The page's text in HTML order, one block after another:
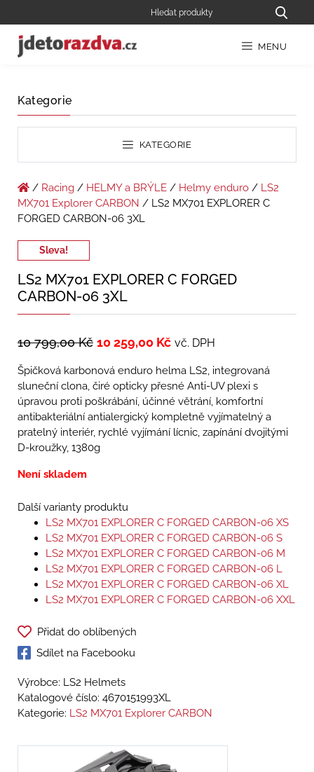
MENU
Kategorie
KATEGORIE
/ Racing / HELMY a BRÝLE / Helmy enduro / LS2
MX701 Explorer CARBON / LS2 MX701 EXPLORER C
FORGED CARBON-06 3XL
Sleva!
LS2 MX701 EXPLORER C FORGED
CARBON-06 3XL
10 799,00Kč 10 259,00 Kč vč. DPH
Špičková karbonová enduro helma LS2, integrovaná
sluneční clona, čiré opticky přesné Anti-UV plexi s
úpravou proti poškrábání, účinné větrání, komfortní
antibakteriální antialergický kompletně vyjímatelný a
pratelný interiér, rychlé vyjímání lícnic, zapínání dvojitými
D-kroužky, 1380g
Není skladem
Další varianty produktu
LS2 MX701 EXPLORER C FORGED CARBON-06 XS
LS2 MX701 EXPLORER C FORGED CARBON-06 S
LS2 MX701 EXPLORER C FORGED CARBON-06 M
LS2 MX701 EXPLORER C FORGED CARBON-06 L
LS2 MX701 EXPLORER C FORGED CARBON-06 XL
LS2 MX701 EXPLORER C FORGED CARBON-06 XXL
Přidat do oblíbených
Sdílet na Facebooku
Výrobce: LS2 Helmets
Katalogové číslo: 4670151993XL
Kategorie: LS2 MX701 Explorer CARBON